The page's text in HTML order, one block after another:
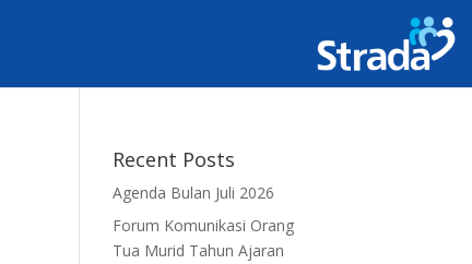
Recent Posts
Agenda Bulan Juli 2026
Forum Komunikasi Orang
Tua Murid Tahun Ajaran